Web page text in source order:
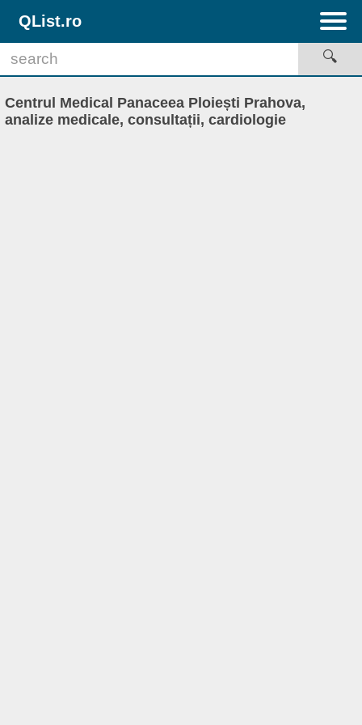
QList.ro
Centrul Medical Panaceea Ploiești Prahova,
analize medicale, consultații, cardiologie